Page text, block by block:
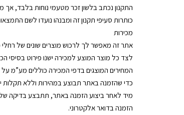
התקנון נכתב בלשון זכר מטעמי נוחות בלבד, אך
כותרות סעיפי תקנון זה ומבנהו נועדו לשם
מכירות
אתר זה מאפשר לך לרכוש מוצרים שונים של
לצד כל מוצר המוצע למכירה ישנו פירוט בסיסי
המחירים המוצגים בדפי המכירה כוללים מע”מ
כדי שהזמנה באתר תבוצע במהירות וללא תקלות
מיד לאחר ביצוע הזמנה באתר, תתבצע בדיקה של
הזמנה בדואר אלקטרוני.